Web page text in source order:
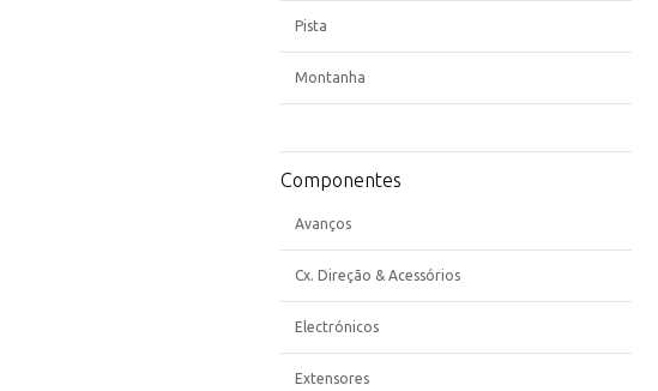
Pista
Montanha
Componentes
Avanços
Cx. Direção & Acessórios
Electrónicos
Extensores